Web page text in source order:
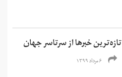
تازه‌ترین خبرها از سرتاسر جهان
۶ مرداد ۱۳۹۹